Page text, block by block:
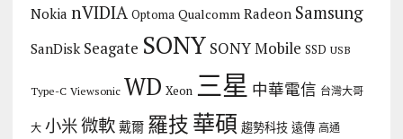
Nokia nVIDIA Optoma Qualcomm Radeon Samsung
SanDisk Seagate SONY SONY Mobile SSD USB
Type-C Viewsonic WD Xeon 三星 中華電信 台灣大哥
大 小米微軟 戴爾 羅技華碩 趨勢科技 遠傳 高通